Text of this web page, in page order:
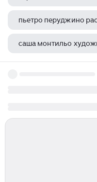
пьетро перуджино
саша монтильо